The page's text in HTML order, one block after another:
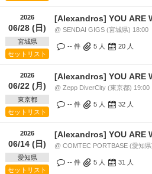
2026
06/28 (日)
宮城県
セットリスト
[Alexandros] YOU ARE
@ SENDAI GIGS (宮城県) 18:00
-- 件 5 人 20 人
2026
06/22 (月)
東京都
セットリスト
[Alexandros] YOU ARE
@ Zepp DiverCity (東京都) 19:00
-- 件 5 人 32 人
2026
06/14 (日)
愛知県
セットリスト
[Alexandros] YOU ARE
@ COMTEC PORTBASE (愛知
-- 件 5 人 31 人